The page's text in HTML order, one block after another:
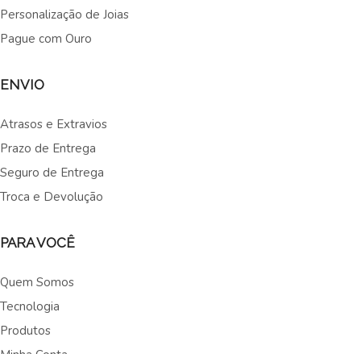
Personalização de Joias
Pague com Ouro
ENVIO
Atrasos e Extravios
Prazo de Entrega
Seguro de Entrega
Troca e Devolução
PARA VOCÊ
Quem Somos
Tecnologia
Produtos